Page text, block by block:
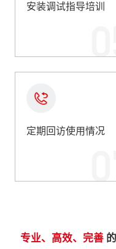
安装调试指导培训
定期回访使用情况
专业、高效、完善